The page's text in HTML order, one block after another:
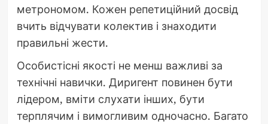
метрономом. Кожен репетиційний досвід
вчить відчувати колектив і знаходити
правильні жести.
Особистісні якості не менш важливі за
технічні навички. Диригент повинен бути
лідером, вміти слухати інших, бути
терплячим і вимогливим одночасно. Багато